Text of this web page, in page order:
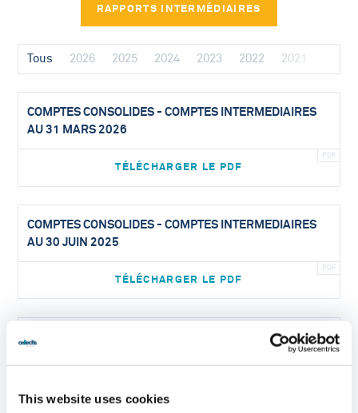
This website uses cookies
RAPPORTS INTERMÉDIAIRES
Tous 2026 2025 2024 2023 2022 2021
COMPTES CONSOLIDES - COMPTES INTERMEDIAIRES
AU 31 MARS 2026
TÉLÉCHARGER LE PDF
COMPTES CONSOLIDES - COMPTES INTERMEDIAIRES
AU 30 JUIN 2025
TÉLÉCHARGER LE PDF
COMPTES CONSOLIDES - COMPTES INTERMEDIAIRES
TÉLÉCHARGER LE PDF